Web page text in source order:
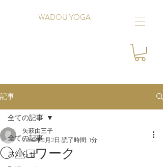
WADOU YOGA
記事
全ての記事
お知らせ
全ての記事
◯△□ワーク
矢萩由三子
2018年4月2日 読了時間: 1分